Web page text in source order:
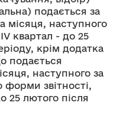
подається за
місяця, наступного
квартал - до 25
крім додатка
подається
наступного за
форми звітності,
25 лютого після